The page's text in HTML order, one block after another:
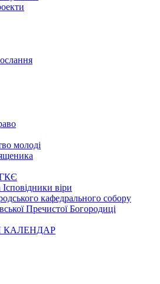
молоді
віри
кафедрального собору
Пречистої Богородиці
КАЛЕНДАР